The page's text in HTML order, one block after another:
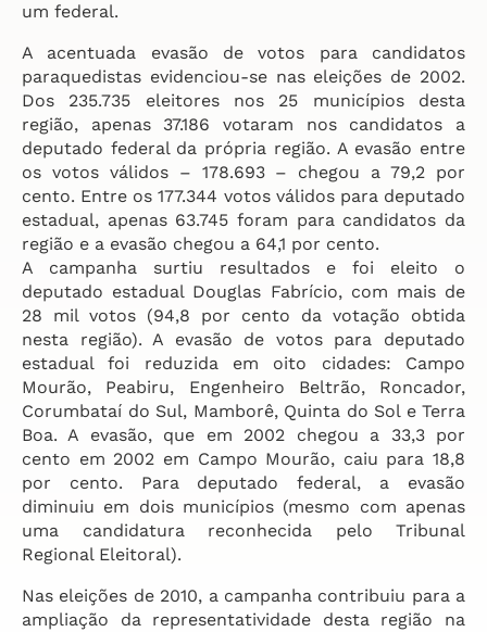
um federal.
A acentuada evasão de votos para candidatos
paraquedistas evidenciou-se nas eleições de 2002.
Dos 235.735 eleitores nos 25 municípios desta
região, apenas 37.186 votaram nos candidatos a
deputado federal da própria região. A evasão entre
os votos válidos – 178.693 – chegou a 79,2 por
cento. Entre os 177.344 votos válidos para deputado
estadual, apenas 63.745 foram para candidatos da
região e a evasão chegou a 64,1 por cento.
A campanha surtiu resultados e foi eleito o
deputado estadual Douglas Fabrício, com mais de
28 mil votos (94,8 por cento da votação obtida
nesta região). A evasão de votos para deputado
estadual foi reduzida em oito cidades: Campo
Mourão, Peabiru, Engenheiro Beltrão, Roncador,
Corumbataí do Sul, Mamborê, Quinta do Sol e Terra
Boa. A evasão, que em 2002 chegou a 33,3 por
cento em 2002 em Campo Mourão, caiu para 18,8
por cento. Para deputado federal, a evasão
diminuiu em dois municípios (mesmo com apenas
uma candidatura reconhecida pelo Tribunal
Regional Eleitoral).
Nas eleições de 2010, a campanha contribuiu para a
ampliação da representatividade desta região na